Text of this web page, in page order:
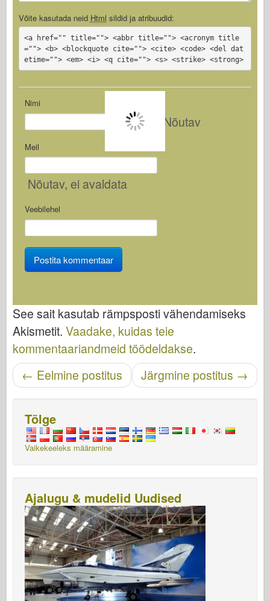
Võite kasutada neid Html sildid ja atribuudid:
<a href="" title=""> <abbr title=""> <acronym title
=""> <b> <blockquote cite=""> <cite> <code> <del dat
etime=""> <em> <i> <q cite=""> <s> <strike> <strong>
Nimi
Nõutav
Meil
Nõutav, ei avaldata
Veebilehel
See sait kasutab rämpsposti vähendamiseks
Akismetit. Vaadake, kuidas teie
kommentaariandmeid töödeldakse.
Navigeerimise sisestamineJärgmine postitus →
← Eelmine postitus
Tõlge
Vaikekeeleks määramine
Ajalugu & mudelid Uudised